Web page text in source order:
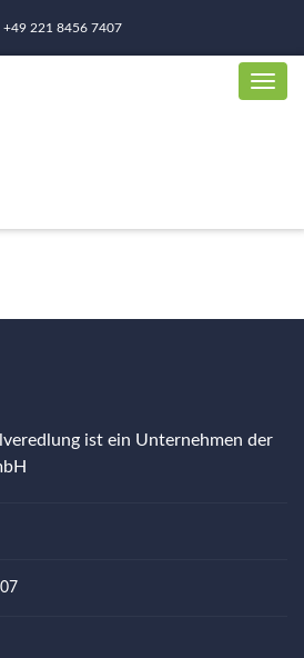
+49 221 8456 7407
ist ein Unternehmen der